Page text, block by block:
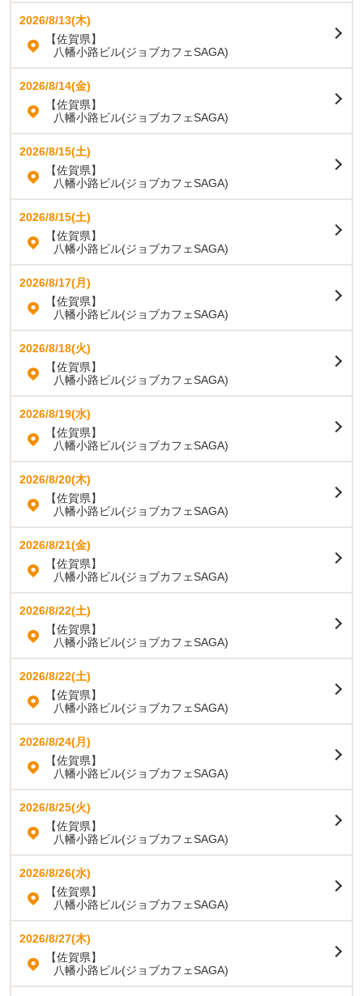
2026/8/13(木)
【佐賀県】
八幡小路ビル(ジョブカフェSAGA)
2026/8/14(金)
【佐賀県】
八幡小路ビル(ジョブカフェSAGA)
2026/8/15(土)
【佐賀県】
八幡小路ビル(ジョブカフェSAGA)
2026/8/15(土)
【佐賀県】
八幡小路ビル(ジョブカフェSAGA)
2026/8/17(月)
【佐賀県】
八幡小路ビル(ジョブカフェSAGA)
2026/8/18(火)
【佐賀県】
八幡小路ビル(ジョブカフェSAGA)
2026/8/19(水)
【佐賀県】
八幡小路ビル(ジョブカフェSAGA)
2026/8/20(木)
【佐賀県】
八幡小路ビル(ジョブカフェSAGA)
2026/8/21(金)
【佐賀県】
八幡小路ビル(ジョブカフェSAGA)
2026/8/22(土)
【佐賀県】
八幡小路ビル(ジョブカフェSAGA)
2026/8/22(土)
【佐賀県】
八幡小路ビル(ジョブカフェSAGA)
2026/8/24(月)
【佐賀県】
八幡小路ビル(ジョブカフェSAGA)
2026/8/25(火)
【佐賀県】
八幡小路ビル(ジョブカフェSAGA)
2026/8/26(水)
【佐賀県】
八幡小路ビル(ジョブカフェSAGA)
2026/8/27(木)
【佐賀県】
八幡小路ビル(ジョブカフェSAGA)